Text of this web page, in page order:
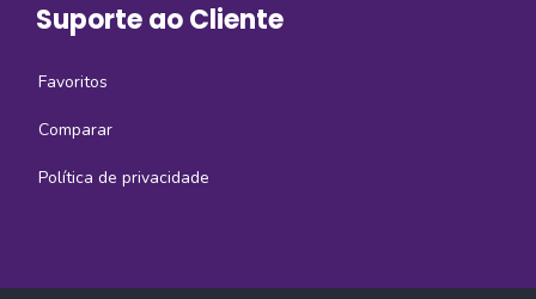
Suporte ao Cliente
Favoritos
Comparar
Política de privacidade